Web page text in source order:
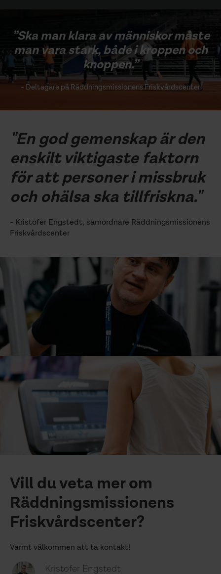
”Ska man klara av människor ​måste
man vara stark, både i kroppen och
knoppen.”
- Deltagare på Räddningsmissionens Friskvårdscenter
"En god gemenskap är den
enskilt viktigaste faktorn
för att personer i missbruk
och ohälsa ska tillfriskna."
- Kristofer Engstedt, samordnare Räddningsmissionens
Friskvårdscenter
Vill du veta mer om
Räddningsmissionens
Friskvårdscenter?
Varmt välkommen att ta kontakt!
Kristofer Engstedt